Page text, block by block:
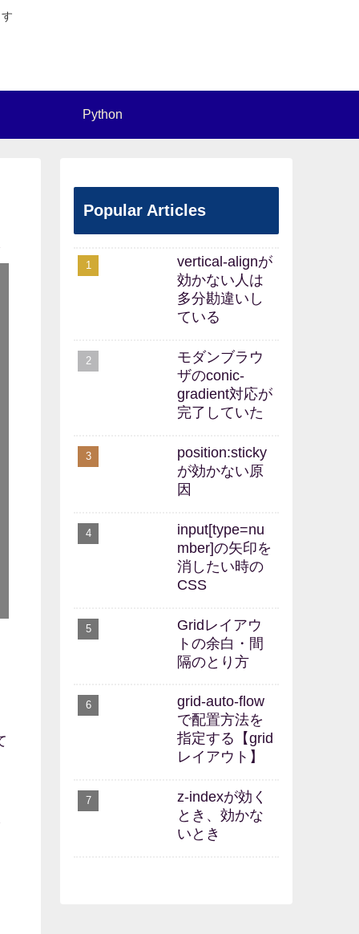
Python
Popular Articles
vertical-alignが
効かない人は
多分勘違いし
ている
モダンブラウ
ザのconic-
gradient対応が
完了していた
position:sticky
が効かない原
因
input[type=nu
mber]の矢印を
消したい時の
CSS
Gridレイアウ
トの余白・間
隔のとり方
grid-auto-flow
で配置方法を
指定する【grid
レイアウト】
z-indexが効く
とき、効かな
いとき